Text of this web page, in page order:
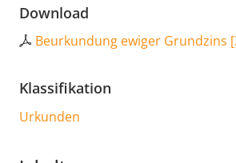
Download
Beurkundung ewiger Grundzins [
Klassifikation
Urkunden